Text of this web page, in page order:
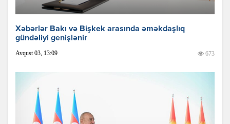
Xəbərlər Bakı və Bişkek arasında əməkdaşlıq
gündəliyi genişlənir
Avqust 03, 13:09 673